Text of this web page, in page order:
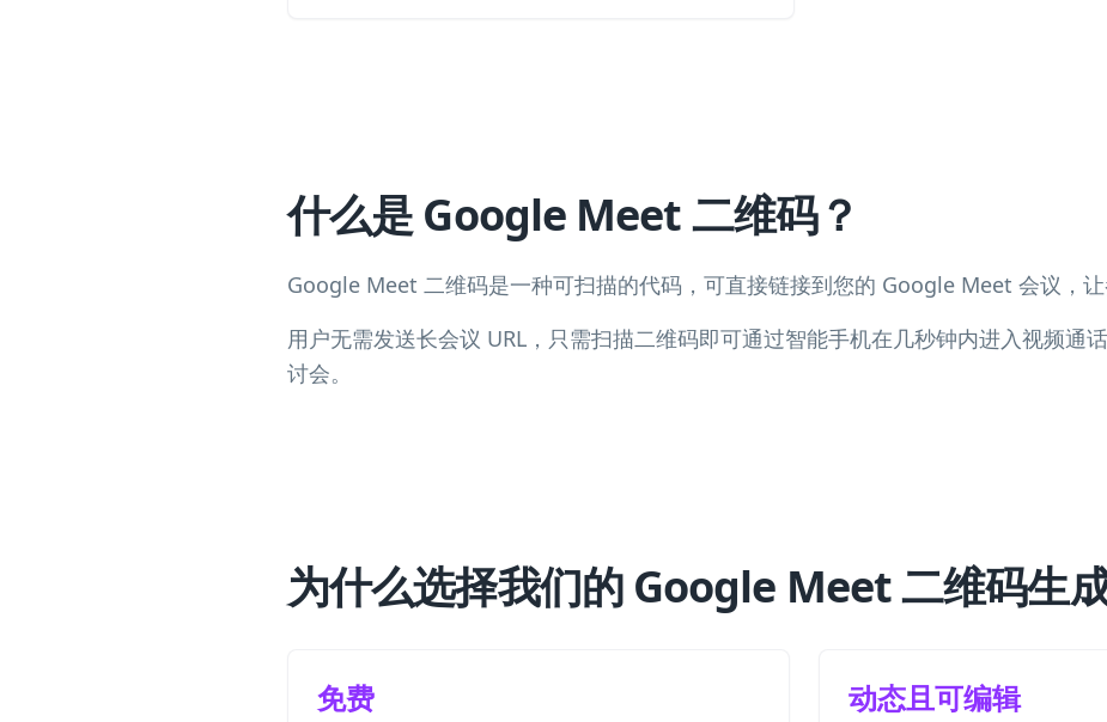
什么是 Google Meet 二维码？
Google Meet 二维码是一种可扫描的代码，可直接链接到您的 Google Meet 会议，让
用户无需发送长会议 URL，只需扫描二维码即可通过智能手机在几秒钟内进入视频通
讨会。
为什么选择我们的 Google Meet 二维码生
免费 动态且可编辑